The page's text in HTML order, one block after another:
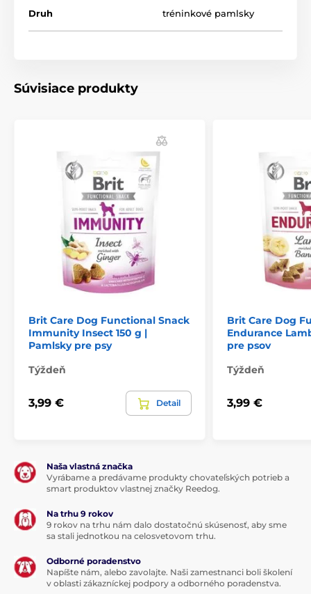
Udržiava optimálnu rovnováhu minerálov pre zdravý
rast. Obohatené o montmorillonit a vaječné
škrupiny pre ideálne vyváženie minerálov.
Bez obilnín & bez zemiakov
Fulvové kyseliny napomáhajú vstrebávaniu živín
Extrakt z cukrového melóna ako zdroj antioxidantov
Kolagén podporujúci regeneráciu pohybového
Tyndalizované laktobacily pomáhajú udržiavať
zdravú črevnú mikroflóru
Kelpa je výborným zdrojomdôležitých minerálov a
makroelementy a mikroelementy, ktoré zabezpečujú
optimálnu úroveň minerálov pre zdravý rast šteniat.
Zloženie:
Dehydrovaná šunka (26 %), tekvica (22 %), červená
šošovica (16 %), tekutý zeleninový škrob (14 %), lososový
Druh tréninkové pamlsky
Súvisiace produkty
Brit Care Dog Functional Snack
Immunity Insect 150 g |
Pamlsky pre psy
Týždeň
3,99 € Detail
Brit Care Dog
Endurance
pre psov
Týždeň
3,99 €
Naša vlastná značka
Vyrábame a predávame produkty chovateľských potrieb a
smart produktov vlastnej značky Reedog.
Na trhu 9 rokov
9 rokov na trhu nám dalo dostatočnú skúsenosť, aby sme
sa stali jednotkou na celosvetovom trhu.
Odborné poradenstvo
Napíšte nám, alebo zavolajte. Naši zamestnanci boli školení
v oblasti zákazníckej podpory a odborného poradenstva.